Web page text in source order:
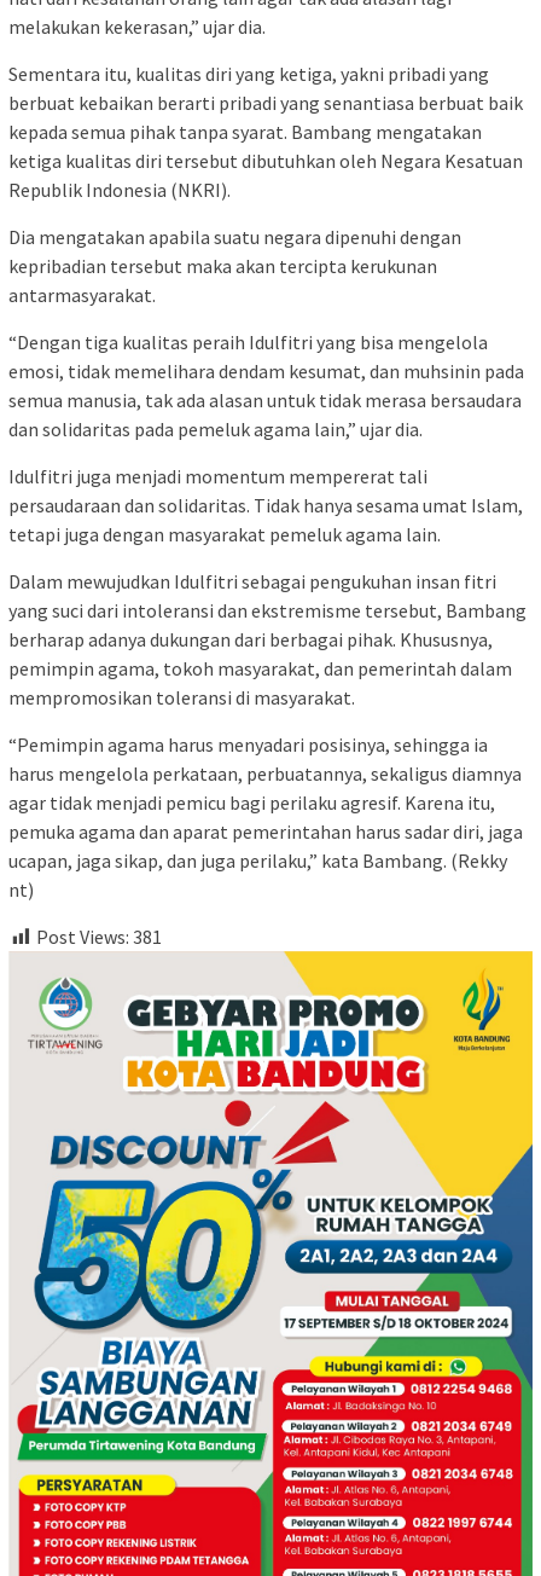
melakukan kekerasan,” ujar dia.
Sementara itu, kualitas diri yang ketiga, yakni pribadi yang
berbuat kebaikan berarti pribadi yang senantiasa berbuat baik
kepada semua pihak tanpa syarat. Bambang mengatakan
ketiga kualitas diri tersebut dibutuhkan oleh Negara Kesatuan
Republik Indonesia (NKRI).
Dia mengatakan apabila suatu negara dipenuhi dengan
kepribadian tersebut maka akan tercipta kerukunan
antarmasyarakat.
“Dengan tiga kualitas peraih Idulfitri yang bisa mengelola
emosi, tidak memelihara dendam kesumat, dan muhsinin pada
semua manusia, tak ada alasan untuk tidak merasa bersaudara
dan solidaritas pada pemeluk agama lain,” ujar dia.
Idulfitri juga menjadi momentum mempererat tali
persaudaraan dan solidaritas. Tidak hanya sesama umat Islam,
tetapi juga dengan masyarakat pemeluk agama lain.
Dalam mewujudkan Idulfitri sebagai pengukuhan insan fitri
yang suci dari intoleransi dan ekstremisme tersebut, Bambang
berharap adanya dukungan dari berbagai pihak. Khususnya,
pemimpin agama, tokoh masyarakat, dan pemerintah dalam
mempromosikan toleransi di masyarakat.
“Pemimpin agama harus menyadari posisinya, sehingga ia
harus mengelola perkataan, perbuatannya, sekaligus diamnya
agar tidak menjadi pemicu bagi perilaku agresif. Karena itu,
pemuka agama dan aparat pemerintahan harus sadar diri, jaga
ucapan, jaga sikap, dan juga perilaku,” kata Bambang. (Rekky
nt)
Post Views: 381